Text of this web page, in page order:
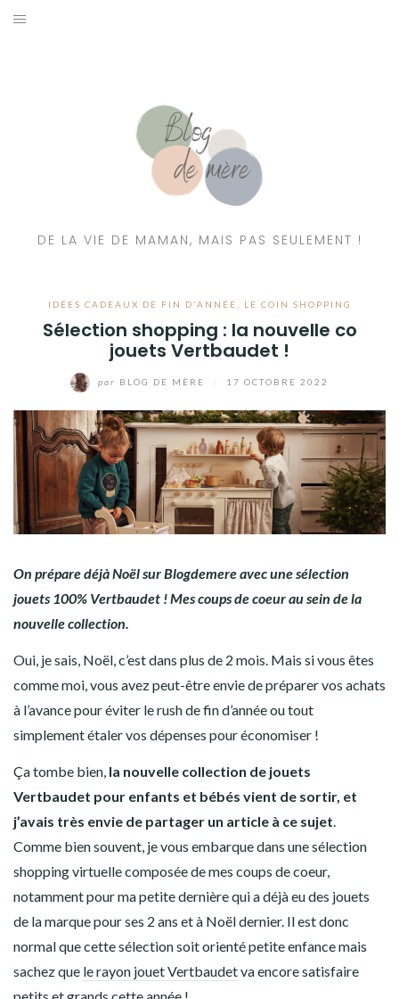
DE LA VIE DE MAMAN, MAIS PAS SEULEMENT !
IDÉES CADEAUX DE FIN D'ANNÉE LE COIN SHOPPING
Sélection shopping : la nouvelle co
jouets Vertbaudet !
par BLOG DE MÈRE 17 OCTOBRE 2022
On prépare déjà Noël sur Blogdemere avec une sélection
jouets 100% Vertbaudet ! Mes coups de coeur au sein de la
nouvelle collection.
Oui, je sais, Noël, c’est dans plus de 2 mois. Mais si vous êtes
comme moi, vous avez peut-être envie de préparer vos achats
à l’avance pour éviter le rush de fin d’année ou tout
simplement étaler vos dépenses pour économiser !
Ça tombe bien, la nouvelle collection de jouets
Vertbaudet pour enfants et bébés vient de sortir, et
j’avais très envie de partager un article à ce sujet.
Comme bien souvent, je vous embarque dans une sélection
shopping virtuelle composée de mes coups de coeur,
notamment pour ma petite dernière qui a déjà eu des jouets
de la marque pour ses 2 ans et à Noël dernier. Il est donc
normal que cette sélection soit orienté petite enfance mais
sachez que le rayon jouet Vertbaudetva encore satisfaire
RESSOURCES NUTRITION & PARENTALITÉ